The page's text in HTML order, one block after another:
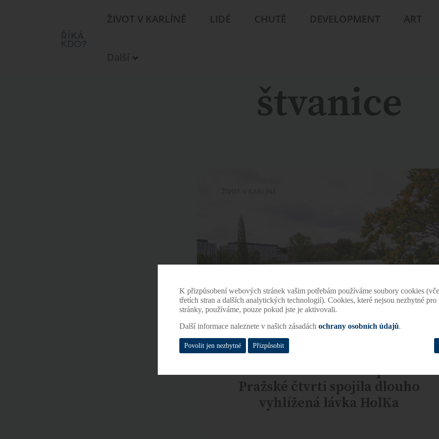
ŽIVOT V KARLÍNĚ LIDÉ CHUTĚ DEVELOPMENT ART
Další
štvanice
Z Karlína do Holešovic za pár
Pražské čtvrti spojila dlouho
vyhlížená lávka HolKa
K přizpůsobení webových stránek vašim potřebám používáme soubory cookies
třetích stran a dalších analytických technologií). Cookies, které nejsou nezbytné
stránky, používáme, pouze pokud jste je aktivovali.
Další informace naleznete v našich zásadách ochrany osobních údajů.
Povolit jen nezbytné Přizpůsobit